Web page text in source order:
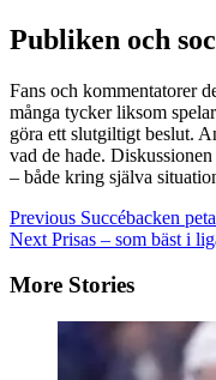
Publiken och
Fans och kommentatorer
många tycker liksom
göra ett slutgiltigt beslut.
vad de hade.
– både kring själva
Continue
Reading
Previous Succébacken
Next Prisas – som bäst i
More Stories